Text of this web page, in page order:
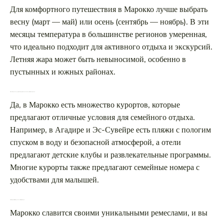
Для комфортного путешествия в Марокко лучше выбрать
весну (март — май) или осень (сентябрь — ноябрь). В эти
месяцы температура в большинстве регионов умеренная,
что идеально подходит для активного отдыха и экскурсий.
Летняя жара может быть невыносимой, особенно в
пустынных и южных районах.
Да, в Марокко есть множество курортов, которые
предлагают отличные условия для семейного отдыха.
Например, в Агадире и Эс-Сувейре есть пляжи с пологим
спуском в воду и безопасной атмосферой, а отели
предлагают детские клубы и развлекательные программы.
Многие курорты также предлагают семейные номера с
удобствами для малышей.
Марокко славится своими уникальными ремеслами, и вы